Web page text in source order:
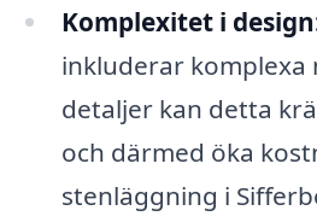
Komplexitet i
inkluderar komplexa
detaljer kan detta
och därmed öka
stenläggning i